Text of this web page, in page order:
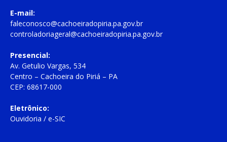
E-mail:
faleconosco@cachoeiradopiria.pa.gov.br
controladoriageral@cachoeiradopiria.pa.gov.br
Presencial:
Av. Getulio Vargas, 534
Centro – Cachoeira do Piriá – PA
CEP: 68617-000
Eletrônico:
Ouvidoria / e-SIC